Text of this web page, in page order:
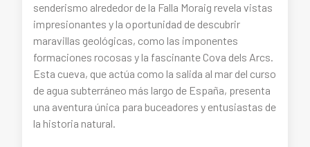
senderismo alrededor de la Falla Moraig revela vistas
impresionantes y la oportunidad de descubrir
maravillas geológicas, como las imponentes
formaciones rocosas y la fascinante Cova dels Arcs.
Esta cueva, que actúa como la salida al mar del curso
de agua subterráneo más largo de España, presenta
una aventura única para buceadores y entusiastas de
la historia natural.